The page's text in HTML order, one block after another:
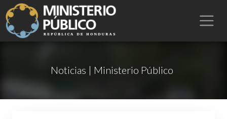
Noticias | Ministerio Público